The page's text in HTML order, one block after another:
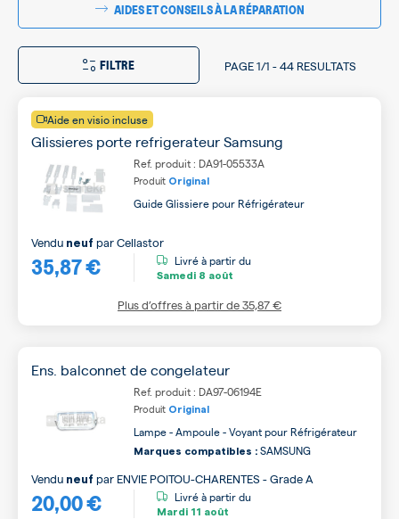
AIDES ET CONSEILS À LA RÉPARATION
FILTRE PAGE1/1 -44 RESULTATS
Aide en visio incluse
Glissieres porte refrigerateur Samsung
Ref. produit : DA91-05533A
Produit Original
Guide Glissiere pour Réfrigérateur
35,87 €
Vendu neuf parCellastor
Livré à partir du
Samedi 8 août
Plus d’offres à partir de35,87 €
Ens. balconnet de congelateur
Ref. produit : DA97-06194E
Produit Original
Lampe - Ampoule - Voyant pour Réfrigérateur
Marques compatibles : SAMSUNG
20,00 €
Vendu neuf par ENVIE POITOU-CHARENTES - Grade A
Livré à partir du
Mardi 11 août